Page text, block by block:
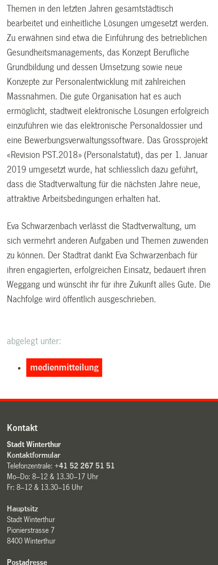
Themen in den letzten Jahren gesamtstädtisch
bearbeitet und einheitliche Lösungen umgesetzt werden.
Zu erwähnen sind etwa die Einführung des betrieblichen
Gesundheitsmanagements, das Konzept Berufliche
Grundbildung und dessen Umsetzung sowie neue
Konzepte zur Personalentwicklung mit zahlreichen
Massnahmen. Die gute Organisation hat es auch
ermöglicht, stadtweit elektronische Lösungen erfolgreich
einzuführen wie das elektronische Personaldossier und
eine Bewerbungsverwaltungssoftware. Das Grossprojekt
«Revision PST.2018» (Personalstatut), das per 1. Januar
2019 umgesetzt wurde, hat schliesslich dazu geführt,
dass die Stadtverwaltung für die nächsten Jahre neue,
attraktive Arbeitsbedingungen erhalten hat.
Eva Schwarzenbach verlässt die Stadtverwaltung, um
sich vermehrt anderen Aufgaben und Themen zuwenden
zu können. Der Stadtrat dankt Eva Schwarzenbach für
ihren engagierten, erfolgreichen Einsatz, bedauert ihren
Weggang und wünscht ihr für ihre Zukunft alles Gute. Die
Nachfolge wird öffentlich ausgeschrieben.
abgelegt unter:
medienmitteilung
Kontakt
Stadt Winterthur
Kontaktformular
Telefonzentrale:+41 52 267 51 51
Mo–Do: 8–12 & 13.30–17 Uhr
Fr: 8–12 & 13.30–16 Uhr
Hauptsitz
Stadt Winterthur
Pionierstrasse 7
8400 Winterthur
Postadresse